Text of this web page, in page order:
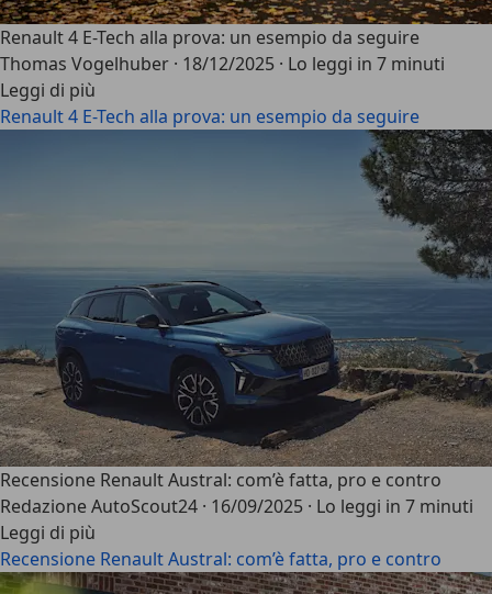
Renault 4 E-Tech alla prova: un esempio da seguire
Thomas Vogelhuber · 18/12/2025 · Lo leggi in 7 minuti
Leggi di più
Renault 4 E-Tech alla prova: un esempio da seguire
Recensione Renault Austral: com’è fatta, pro e contro
Redazione AutoScout24 · 16/09/2025 · Lo leggi in 7 minuti
Leggi di più
Recensione Renault Austral: com’è fatta, pro e contro